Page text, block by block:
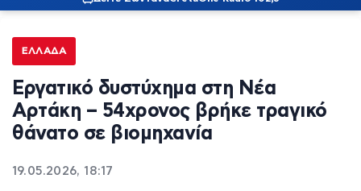
ΕΛΛΆΔΑ
Εργατικό δυστύχημα στη Νέα
Αρτάκη – 54χρονος βρήκε τραγικό
θάνατο σε βιομηχανία
19.05.2026, 18:17